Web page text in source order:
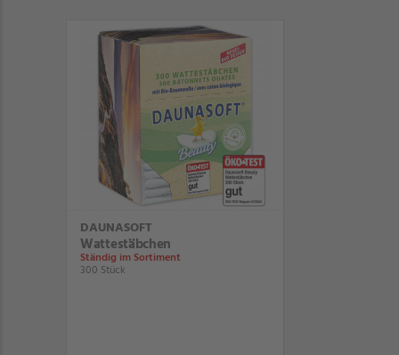
DAUNASOFT
Wattestäbchen
Ständig im Sortiment
300 Stück